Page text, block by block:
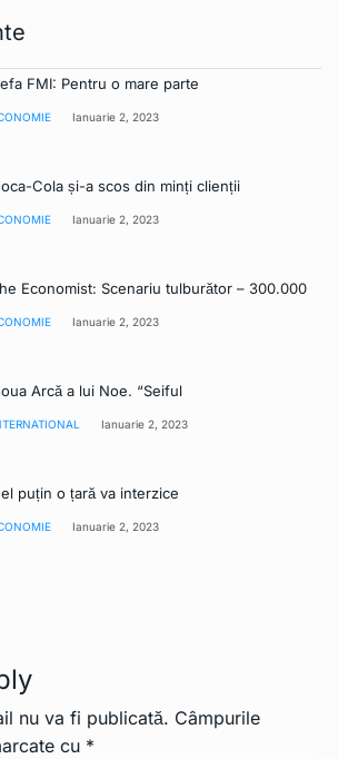
FMI: Pentru o mare parte
Ianuarie 2, 2023
Cola și-a scos din minți clienții
Ianuarie 2, 2023
Economist: Scenariu tulburător – 300.000
Ianuarie 2, 2023
Arcă a lui Noe. “Seiful
Ianuarie 2, 2023
puțin o țară va interzice
Ianuarie 2, 2023
nu va fi publicată. Câmpurile
cu *